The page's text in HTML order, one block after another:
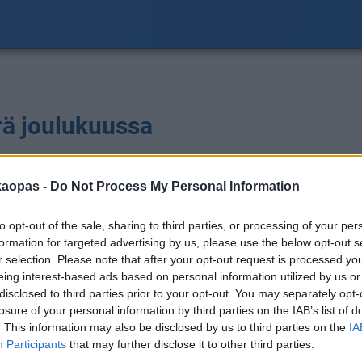
- Do Not Process My Personal Information
opt-out of the sale, sharing to third parties, or processing of your
for targeted advertising by us, please use the below opt-out
selection. Please note that after your opt-out request is processed
interest-based ads based on personal information utilized by us
to third parties prior to your opt-out. You may separately
of your personal information by third parties on the IAB’s list of
This information may also be disclosed by us to third parties on the
Participants that may further disclose it to other third parties.
joulukuussa